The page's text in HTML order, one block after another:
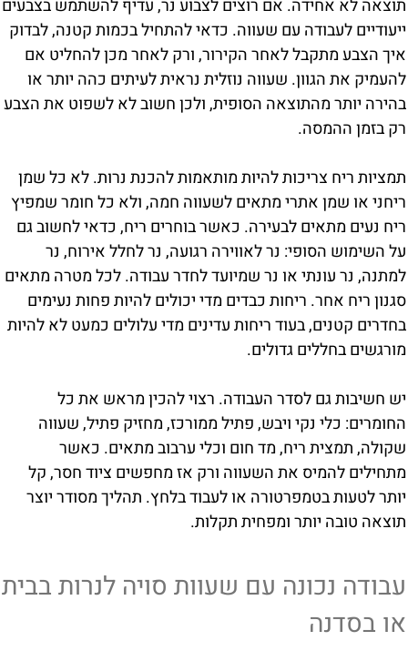
תוצאה לא אחידה. אם רוצים לצבוע נר, עדיף להשתמש בצבעים
ייעודיים לעבודה עם שעווה. כדאי להתחיל בכמות קטנה, לבדוק
איך הצבע מתקבל לאחר הקירור, ורק לאחר מכן להחליט אם
להעמיק את הגוון. שעווה נוזלית נראית לעיתים כהה יותר או
בהירה יותר מהתוצאה הסופית, ולכן חשוב לא לשפוט את הצבע
רק בזמן ההמסה.
תמציות ריח צריכות להיות מותאמות להכנת נרות. לא כל שמן
ריחני או שמן אתרי מתאים לשעווה חמה, ולא כל חומר שמפיץ
ריח נעים מתאים לבעירה. כאשר בוחרים ריח, כדאי לחשוב גם
על השימוש הסופי: נר לאווירה רגועה, נר לחלל אירוח, נר
למתנה, נר עונתי או נר שמיועד לחדר עבודה. לכל מטרה מתאים
סגנון ריח אחר. ריחות כבדים מדי יכולים להיות פחות נעימים
בחדרים קטנים, בעוד ריחות עדינים מדי עלולים כמעט לא להיות
מורגשים בחללים גדולים.
יש חשיבות גם לסדר העבודה. רצוי להכין מראש את כל
החומרים: כלי נקי ויבש, פתיל ממורכז, מחזיק פתיל, שעווה
שקולה, תמצית ריח, מד חום וכלי ערבוב מתאים. כאשר
מתחילים להמיס את השעווה ורק אז מחפשים ציוד חסר, קל
יותר לטעות בטמפרטורה או לעבוד בלחץ. תהליך מסודר יוצר
תוצאה טובה יותר ומפחית תקלות.
עבודה נכונה עם שעוות סויה לנרות בבית
או בסדנה